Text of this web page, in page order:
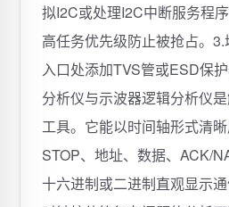
拟I2C或处理I2C中断服务程
高任务优先级防止被抢占。
入口处添加TVS管或ESD保
分析仪与示波器逻辑分析仪
工具。它能以时间轴形式清晰
STOP、地址、数据、ACK/
十六进制或二进制直观显示通